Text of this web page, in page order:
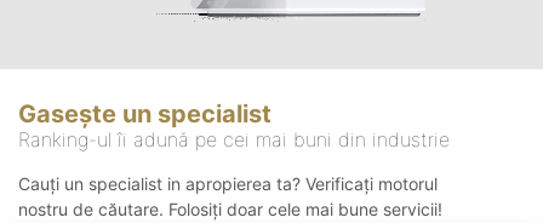
Gasește un specialist
Ranking-ul îi adună pe cei mai buni din industrie
Cauți un specialist in apropierea ta? Verificați motorul
nostru de căutare. Folosiți doar cele mai bune servicii!